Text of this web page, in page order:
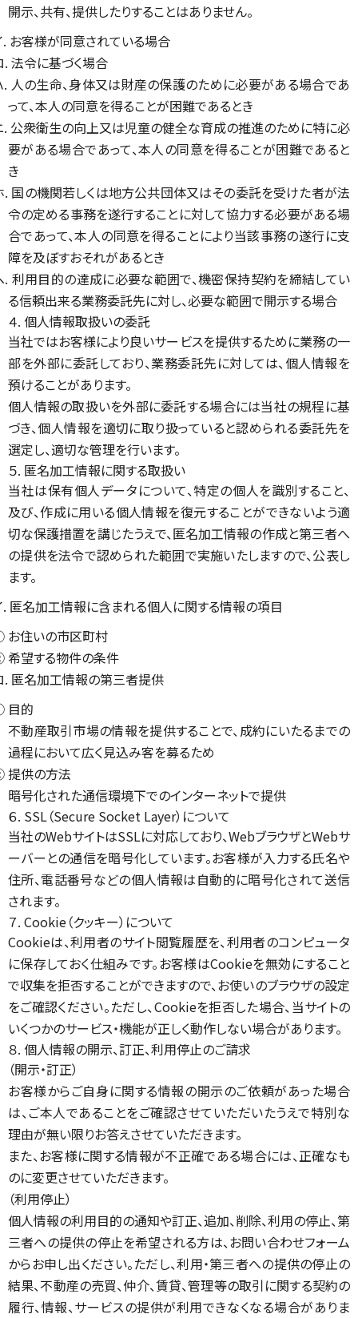
開示、共有、提供したりすることはありません。
. お客様が同意されている場合
. 法令に基づく場合
. 人の生命、身体又は財産の保護のために必要がある場合であ
って、本人の同意を得ることが困難であるとき
. 公衆衛生の向上又は児童の健全な育成の推進のために特に必
要がある場合であって、本人の同意を得ることが困難であると
き
. 国の機関若しくは地方公共団体又はその委託を受けた者が法
令の定める事務を遂行することに対して協力する必要がある場
合であって、本人の同意を得ることにより当該事務の遂行に支
障を及ぼすおそれがあるとき
. 利用目的の達成に必要な範囲で、機密保持契約を締結してい
る信頼出来る業務委託先に対し、必要な範囲で開示する場合
４. 個人情報取扱いの委託
当社ではお客様により良いサービスを提供するために業務の一
部を外部に委託しており、業務委託先に対しては、個人情報を
預けることがあります。
個人情報の取扱いを外部に委託する場合には当社の規程に基
づき、個人情報を適切に取り扱っていると認められる委託先を
選定し、適切な管理を行います。
５. 匿名加工情報に関する取扱い
当社は保有個人データについて、特定の個人を識別すること、
及び、作成に用いる個人情報を復元することができないよう適
切な保護措置を講じたうえで、匿名加工情報の作成と第三者へ
の提供を法令で認められた範囲で実施いたしますので、公表し
ます。
. 匿名加工情報に含まれる個人に関する情報の項目
住いの市区町村
望する物件の条件
. 匿名加工情報の第三者提供
目的
不動産取引市場の情報を提供することで、成約にいたるまでの
過程において広く見込み客を募るため
供の方法
暗号化された通信環境下でのインターネットで提供
６. SSL（Secure Socket Layer）について
当社のWebサイトはSSLに対応しており、WebブラウザとWebサ
ーバーとの通信を暗号化しています。お客様が入力する氏名や
住所、電話番号などの個人情報は自動的に暗号化されて送信
されます。
７. Cookie（クッキー）について
Cookieは、利用者のサイト閲覧履歴を、利用者のコンピュータ
に保存しておく仕組みです。お客様はCookieを無効にすること
で収集を拒否することができますので、お使いのブラウザの設定
をご確認ください。ただし、Cookieを拒否した場合、当サイトの
いくつかのサービス・機能が正しく動作しない場合があります。
８. 個人情報の開示、訂正、利用停止のご請求
（開示・訂正）
お客様からご自身に関する情報の開示のご依頼があった場合
は、ご本人であることをご確認させていただいたうえで特別な
理由が無い限りお答えさせていただきます。
また、お客様に関する情報が不正確である場合には、正確なも
のに変更させていただきます。
（利用停止）
個人情報の利用目的の通知や訂正、追加、削除、利用の停止、第
三者への提供の停止を希望される方は、お問い合わせフォーム
からお申し出ください。ただし、利用・第三者への提供の停止の
結果、不動産の売買、仲介、賃貸、管理等の取引に関する契約の
履行、情報、サービスの提供が利用できなくなる場合がありま